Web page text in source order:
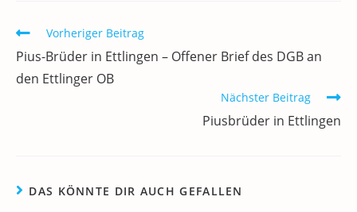
o
o
k
p
Weitere
ansehen
Vorheriger Beitrag
Pius-Brüder in Ettlingen – Offener Brief des DGB an
den Ettlinger OB
Nächster Beitrag
Piusbrüder in Ettlingen
DAS KÖNNTE DIR AUCH GEFALLEN